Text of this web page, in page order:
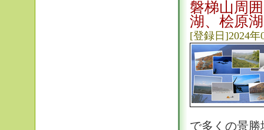
磐梯山周
湖、桧原
[登録日]2024年
で多くの景